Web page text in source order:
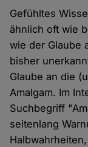
Gefühltes
ähnlich oft wie
wie der Glaube
bisher
Glaube an die
Amalgam. Im
Suchbegriff
seitenlang